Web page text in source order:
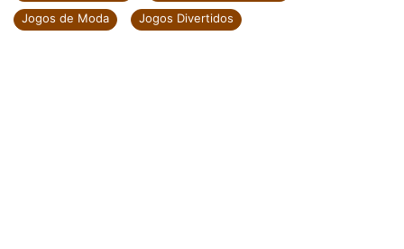
Jogos de Moda
Jogos Divertidos